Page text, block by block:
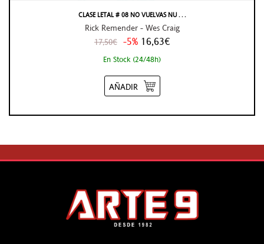
CLASE LETAL # 08 NO VUELVAS NU . . .
Rick Remender - Wes Craig
17,50€ -5% 16,63€
En Stock (24/48h)
AÑADIR